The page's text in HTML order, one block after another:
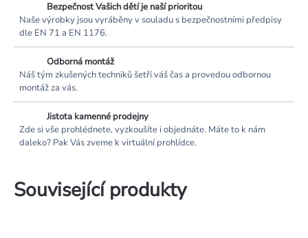
Bezpečnost Vašich dětí je naší prioritou
Naše výrobky jsou vyráběny v souladu s bezpečnostními předpisy
dle EN 71 a EN 1176.
Odborná montáž
Náš tým zkušených techniků šetří váš čas a provedou odbornou
montáž za vás.
Jistota kamenné prodejny
Zde si vše prohlédnete, vyzkoušíte i objednáte. Máte to k nám
daleko? Pak Vás zveme k virtuální prohlídce.
Související produkty